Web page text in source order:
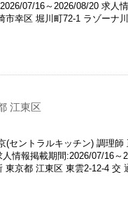
07/16～2026/08/20 求人
市幸区 堀川町72-1 ラゾーナ
江東区
(セントラルキッチン) 調理
情報掲載期間:2026/07/16～
京都 江東区 東雲2-12-4 交